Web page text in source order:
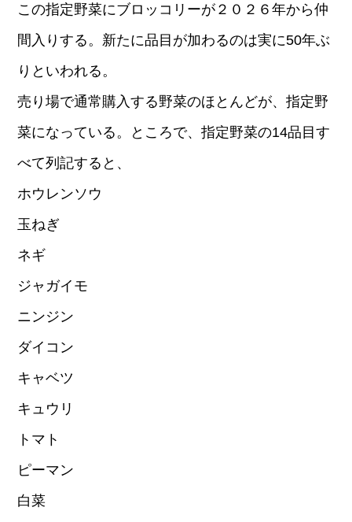
この指定野菜にブロッコリーが２０２６年から仲
間入りする。新たに品目が加わるのは実に50年ぶ
りといわれる。
売り場で通常購入する野菜のほとんどが、指定野
菜になっている。ところで、指定野菜の14品目す
べて列記すると、
ホウレンソウ
玉ねぎ
ネギ
ジャガイモ
ニンジン
ダイコン
キャベツ
キュウリ
トマト
ピーマン
白菜